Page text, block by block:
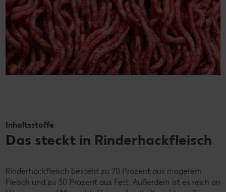
Inhaltsstoffe
Das steckt in Rinderhackfleisch
Rinderhackfleisch besteht zu 70 Prozent aus magerem
Fleisch und zu 30 Prozent aus Fett. Außerdem ist es reich an